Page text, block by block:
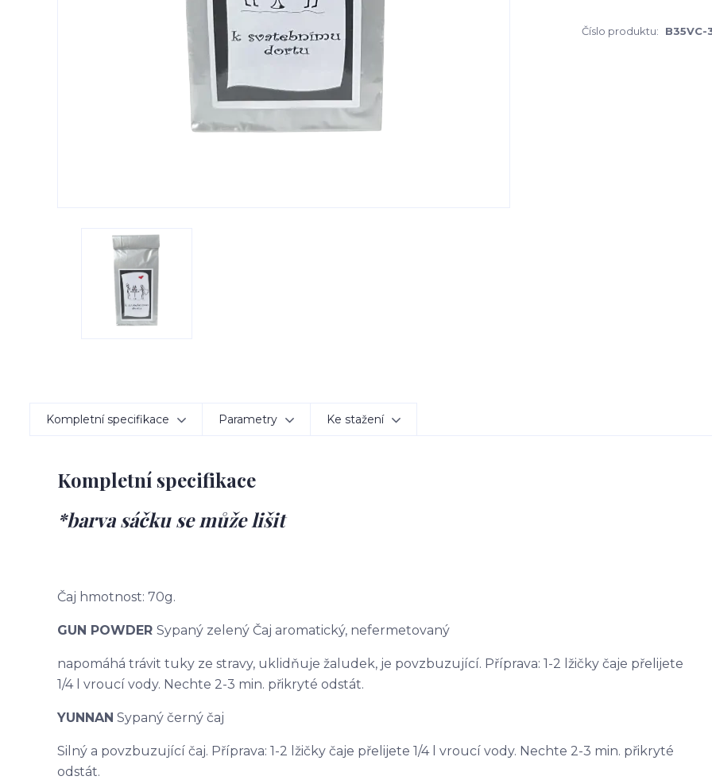
Číslo produktu: B35VC-
Kompletní specifikace Parametry Ke stažení
Kompletní specifikace
*barva sáčku se může lišit
Čaj hmotnost: 70g.
GUN POWDER Sypaný zelený Čaj aromatický, nefermetovaný
napomáhá trávit tuky ze stravy, uklidňuje žaludek, je povzbuzující. Příprava: 1-2 lžičky čaje přelijete
1/4 l vroucí vody. Nechte 2-3 min. přikryté odstát.
YUNNAN Sypaný černý čaj
Silný a povzbuzující čaj. Příprava: 1-2 lžičky čaje přelijete 1/4 l vroucí vody. Nechte 2-3 min. přikryté
odstát.